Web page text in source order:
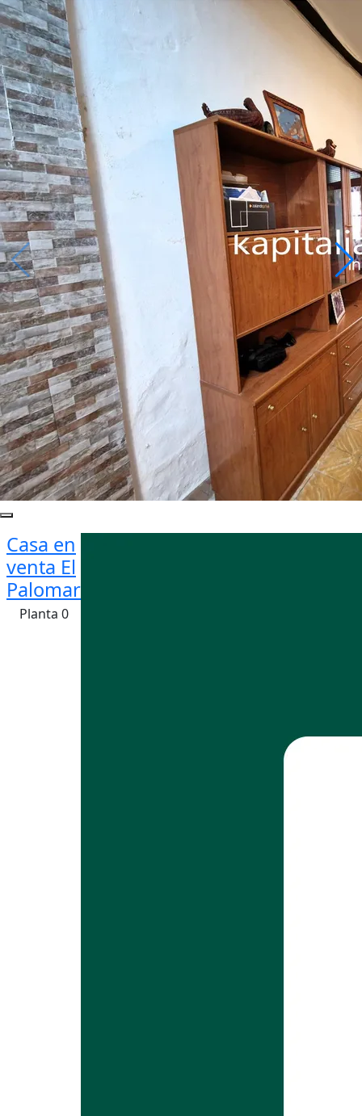
Casa en
venta El
Palomar
Planta 0